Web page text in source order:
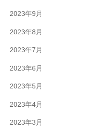
2023年9月
2023年8月
2023年7月
2023年6月
2023年5月
2023年4月
2023年3月